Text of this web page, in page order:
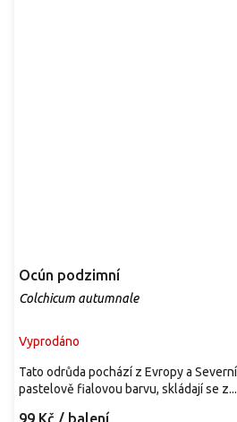
Ocún podzimní
Colchicum autumnale
Vyprodáno
99 Kč / balení
Tato odrůda pochází z Evropy a
pastelově fialovou barvu, skládají se z...